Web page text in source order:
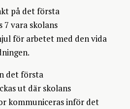
på det första
vara skolans
för arbetet med den vida
det första
ut där skolans
kommuniceras inför det